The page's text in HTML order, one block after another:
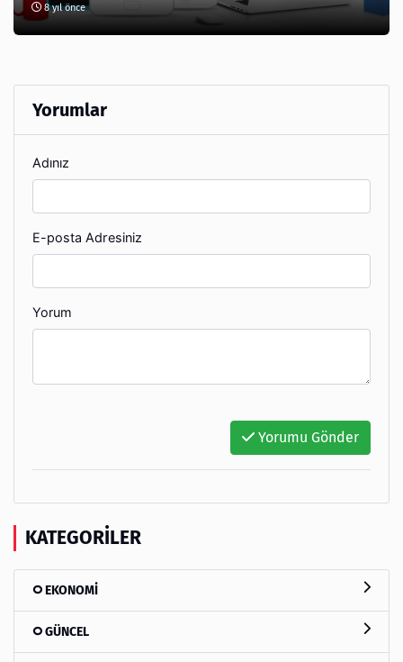
8 yıl önce
Yorumlar
Adınız
E-posta Adresiniz
Yorum
Yorumu Gönder
KATEGORILER
EKONOMİ
GÜNCEL